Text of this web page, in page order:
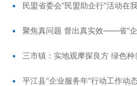
民盟省委会“民盟助企行”活动在